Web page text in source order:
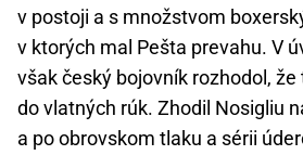
v postoji a s množstvom
v ktorých mal Pešta prevahu. V
však český bojovník rozhodol, že
do vlatných rúk. Zhodil Nosigliu
a po obrovskom tlaku a sérii